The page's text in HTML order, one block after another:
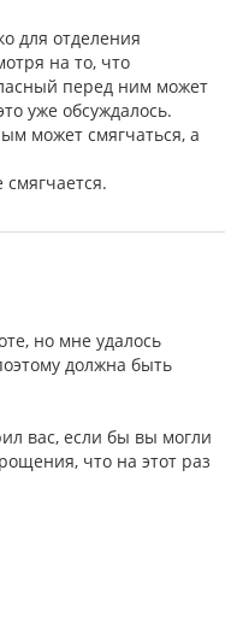
для отделения
на то, что
перед ним может
уже обсуждалось.
может смягчаться, а
но мне удалось
должна быть
вас, если бы вы могли
что на этот раз